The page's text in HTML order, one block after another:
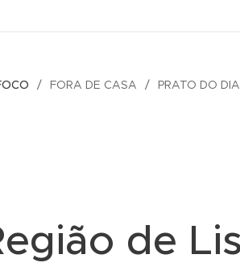
FORA DE CASA PRATO DO DIA
de